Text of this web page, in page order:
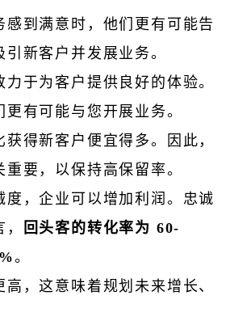
感到满意时，他们更有可能告
新客户并发展业务。
于为客户提供良好的体验。
有可能与您开展业务。
得新客户便宜得多。因此，
要，以保持高保留率。
度，企业可以增加利润。忠诚
回头客的转化率为 60-
。
，这意味着规划未来增长、